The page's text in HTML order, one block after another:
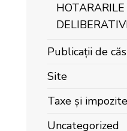
Publicații de
Site
Taxe și
Uncategorized